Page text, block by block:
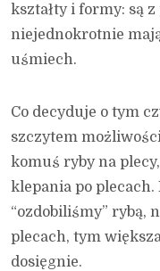
kształty i formy: są
niejednokrotnie
uśmiech.
Co decyduje o tym
szczytem
komuś ryby na
klepania po plecach.
“ozdobiliśmy” rybą,
plecach, tym
dosięgnie.